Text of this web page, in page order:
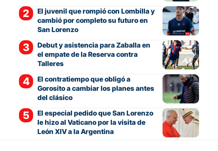
El juvenil que rompió con Lombilla y
cambió por completo su futuro en
San Lorenzo
Debut y asistencia para Zaballa en
el empate de la Reserva contra
Talleres
El contratiempo que obligó a
Gorosito a cambiar los planes antes
del clásico
El especial pedido que San Lorenzo
le hizo al Vaticano por la visita de
León XIV a la Argentina